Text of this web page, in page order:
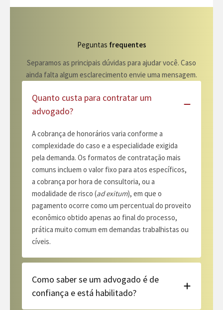
Peguntas frequentes
Separamos as principais dúvidas para ajudar você. Caso
ainda falta algum esclarecimento envie uma mensagem.
Quanto custa para contratar um
advogado?
A cobrança de honorários varia conforme a
complexidade do caso e a especialidade exigida
pela demanda. Os formatos de contratação mais
comuns incluem o valor fixo para atos específicos,
a cobrança por hora de consultoria, ou a
modalidade de risco (ad exitum), em que o
pagamento ocorre como um percentual do proveito
econômico obtido apenas ao final do processo,
prática muito comum em demandas trabalhistas ou
cíveis.
Como saber se um advogado é de
confiança e está habilitado?